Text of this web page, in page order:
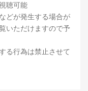
聴可能
どが発生する場合が
いただけますので予
る行為は禁止させて